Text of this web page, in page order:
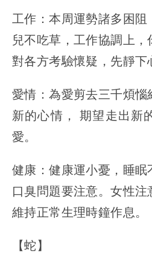
工作：本周運勢諸多困
兒不吃草，工作協調上
對各方考驗懷疑，先靜下
愛情：為愛剪去三千煩惱
新的心情， 期望走出新
愛。
健康：健康運小憂，睡眠
口臭問題要注意。女性
維持正常生理時鐘作息。
【蛇】